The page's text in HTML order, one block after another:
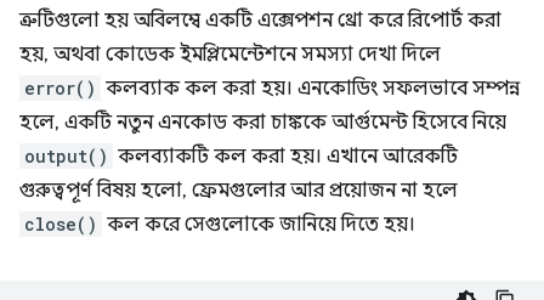
ত্রুটিগুলো হয় অবিলম্বে একটি এক্সেপশন থ্রো করে রিপোর্ট করা
হয়, অথবা কোডেক ইমপ্লিমেন্টেশনে সমস্যা দেখা দিলে
error() কলব্যাক কল করা হয়। এনকোডিং সফলভাবে সম্পন্ন
হলে, একটি নতুন এনকোড করা চাঙ্ককে আর্গুমেন্ট হিসেবে নিয়ে
output() কলব্যাকটি কল করা হয়। এখানে আরেকটি
গুরুত্বপূর্ণ বিষয় হলো, ফ্রেমগুলোর আর প্রয়োজন না হলে
close() কল করে সেগুলোকে জানিয়ে দিতে হয়।